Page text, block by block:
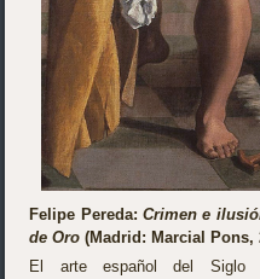
Felipe Pereda:Crimen e
de Oro (Madrid: Marcial Pons,
El arte español del Siglo